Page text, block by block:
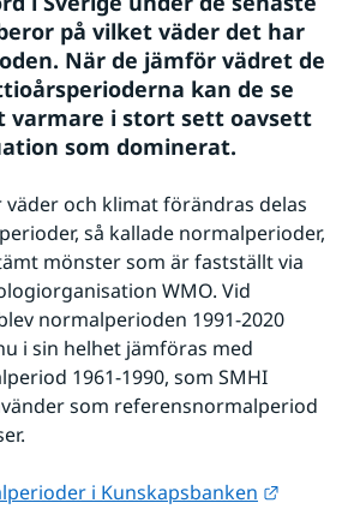
på vilket väder det har
När de jämför vädret de
kan de se
varmare i stort sett oavsett
som dominerat.
och klimat förändras delas
så kallade normalperioder,
mönster som är fastställt via
WMO. Vid
normalperioden 1991-2020
i sin helhet jämföras med
1961-1990, som SMHI
som referensnormalperiod
i Kunskapsbanken